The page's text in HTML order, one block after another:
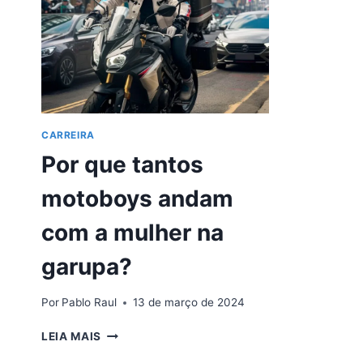
CARREIRA
Por que tantos
motoboys andam
com a mulher na
garupa?
Por Pablo Raul 13 de março de 2024
LEIA MAIS POR